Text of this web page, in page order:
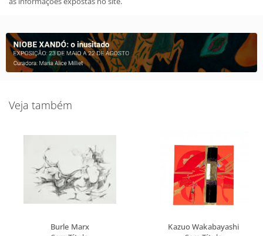
Veja também
Burle Marx
Kazuo Wakabayashi